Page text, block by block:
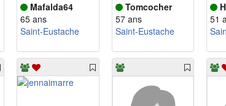
Mafalda64
65 ans
Saint-Eustache
Tomcocher
57 ans
Saint-Eustache
51